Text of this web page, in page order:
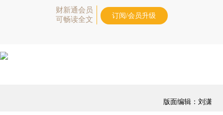
财新通会员
可畅读全文
订阅/会员升级
版面编辑：刘潇